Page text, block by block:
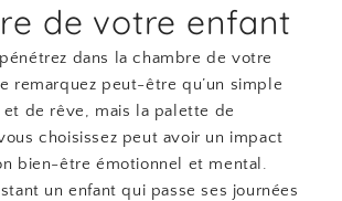
de votre enfant
dans la chambre de votre
remarquez peut-être qu’un simple
de rêve, mais la palette de
choisissez peut avoir un impact
bien-être émotionnel et mental.
un enfant qui passe ses journées